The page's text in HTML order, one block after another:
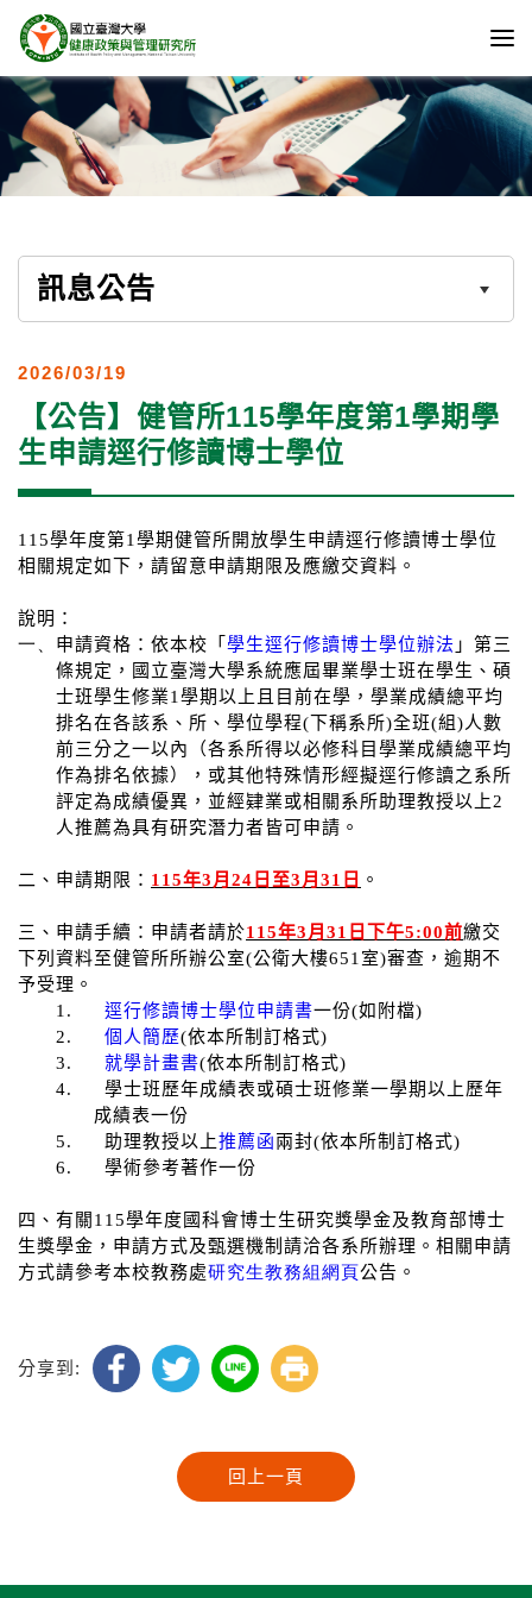
訊息公告
2026/03/19
【公告】健管所115學年度第1學期學
生申請逕行修讀博士學位
115學年度第1 學期健管所開放學生申請逕行修讀博士學位
相關規定如下，請留意申請期限及應繳交資料。
說明：
一、 申請資格：依本校「 學生逕行修讀博士學位辦法 」第三
條規定，國立臺灣大學系統應屆畢業學士班在學生、碩
士班學生修業1 學期以上且目前在學，學業成績總平均
排名在各該系、所、學位學程(下稱系所)全班(組)人數
前三分之一以內（各系所得以必修科目學業成績總平均
作為排名依據），或其他特殊情形經擬逕行修讀之系所
評定為成績優異，並經肄業或相關系所助理教授以上2
人推薦為具有研究潛力者皆可申請。
二、申請期限： 115年3 月 24 日至3 月 31 日 。
三、申請手續：申請者請於115年3 月 31 日下午5:00前繳交
下列資料至健管所所辦公室(公衛大樓651 室)審查，逾期不
予受理。
1.
逕行修讀博士學位申請書一份(如附檔)
2.
個人簡歷(依本所制訂格式)
3.
就學計畫書(依本所制訂格式)
4.
學士班歷年成績表或碩士班修業一學期以上歷年
成績表一份
5.
助理教授以上推薦函兩封(依本所制訂格式)
6.
學術參考著作一份
四、有關 115學年度國科會博士生研究獎學金及教育部博士
生獎學金，申請方式及甄選機制請洽各系所辦理。相關申請
方式請參考本校教務處研究生教務組網頁公告。
分享到: